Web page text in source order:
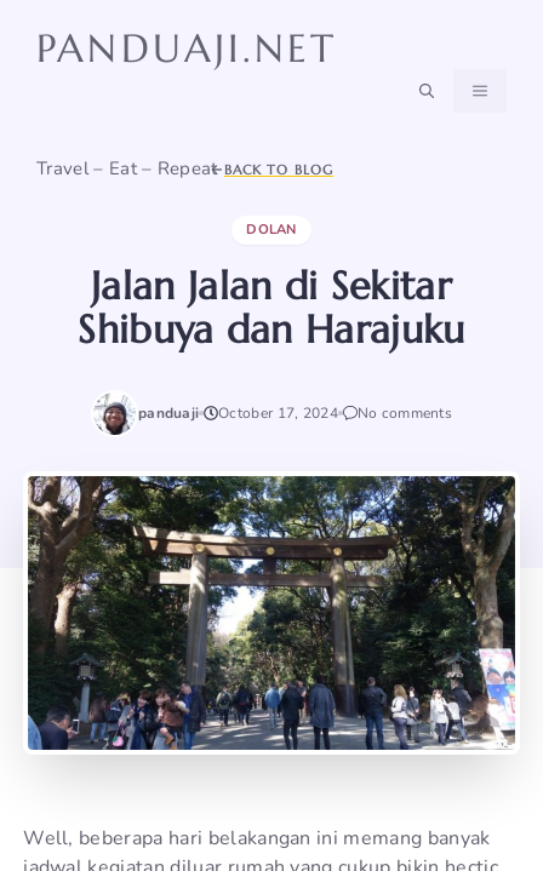
PANDUAJI.NET
Travel – Eat – Repeat
MENU
BACK TO BLOG
DOLAN
Jalan Jalan di Sekitar
Shibuya dan Harajuku
panduaji October 17, 2024 No comments
Well, beberapa hari belakangan ini memang banyak